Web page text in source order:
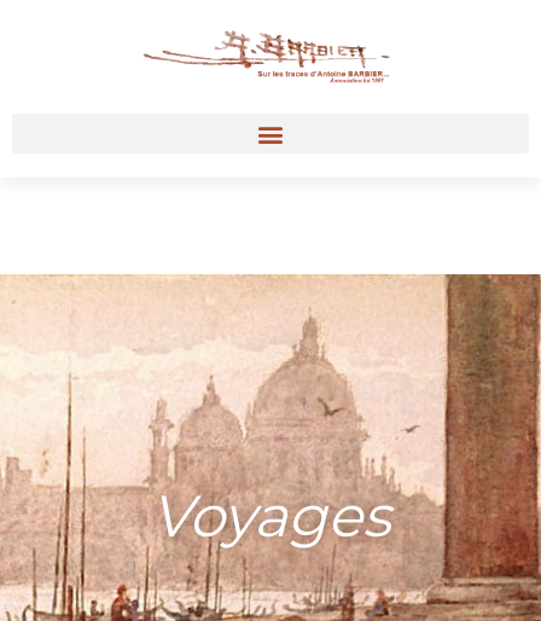
Voyages